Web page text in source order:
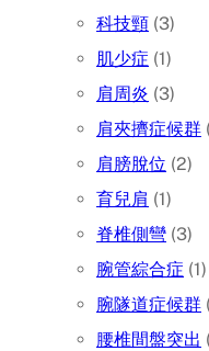
科技頸 (3)
肌少症 (1)
肩周炎 (3)
肩夾擠症候群
肩膀脫位 (2)
育兒肩 (1)
脊椎側彎 (3)
腕管綜合症 (1)
腕隧道症候群
腰椎間盤突出